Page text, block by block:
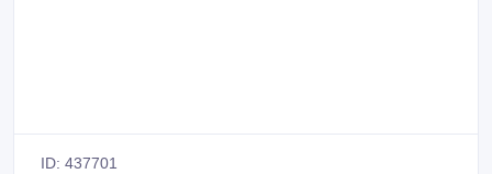
ID: 437701